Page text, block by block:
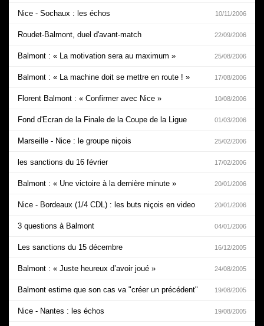
Nice - Sochaux : les échos 10/11/2006
Roudet-Balmont, duel d'avant-match 22/09/2006
Balmont : « La motivation sera au maximum » 25/08/2006
Balmont : « La machine doit se mettre en route ! » 17/08/2006
Florent Balmont : « Confirmer avec Nice » 10/08/2006
Fond d'Ecran de la Finale de la Coupe de la Ligue 01/03/2006
Marseille - Nice : le groupe niçois 25/02/2006
les sanctions du 16 février 17/02/2006
Balmont : « Une victoire à la dernière minute » 20/01/2006
Nice - Bordeaux (1/4 CDL) : les buts niçois en video 20/01/2006
3 questions à Balmont 04/01/2006
Les sanctions du 15 décembre 16/12/2005
Balmont : « Juste heureux d’avoir joué » 24/08/2005
Balmont estime que son cas va "créer un précédent" 19/08/2005
Nice - Nantes : les échos 19/08/2005